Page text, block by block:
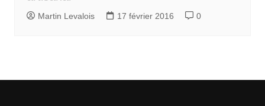
Martin Levalois 17 février 2016 0